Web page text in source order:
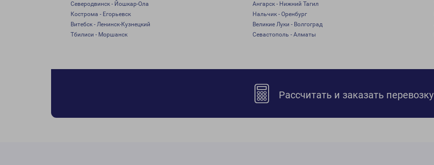
Северодвинск - Йошкар-Ола
Ангарск - Нижний Тагил
Кострома - Егорьевск
Нальчик - Оренбург
Витебск - Ленинск-Кузнецкий
Великие Луки - Волгоград
Тбилиси - Моршанск
Севастополь - Алматы
Рассчитать и заказать перевозку